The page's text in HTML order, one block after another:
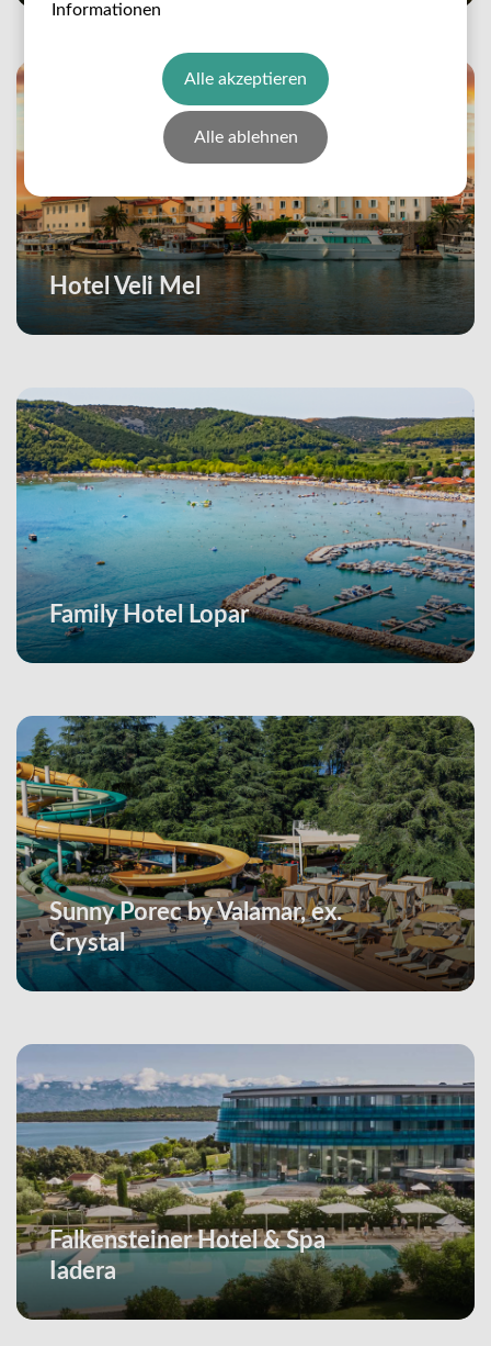
Hotel Veli Mel
Family Hotel Lopar
Sunny Porec by Valamar, ex.
Crystal
Falkensteiner Hotel & Spa
Iadera
Informationen
Alle akzeptieren
Alle ablehnen